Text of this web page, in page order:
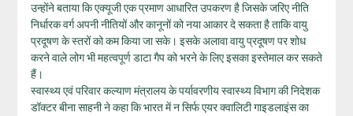
उन्होंने बताया कि एक्यूजी एक प्रमाण आधारित उपकरण है जिसके जरिए नीति
निर्धारक वर्ग अपनी नीतियों और कानूनों को नया आकार दे सकता है ताकि वायु
प्रदूषण के स्तरों को कम किया जा सके। इसके अलावा वायु प्रदूषण पर शोध
करने वाले लोग भी महत्वपूर्ण डाटा गैप को भरने के लिए इसका इस्तेमाल कर सकते
हैं।
स्‍वास्‍थ्‍य एवं परिवार कल्‍याण मंत्रालय के पर्यावरणीय स्‍वास्‍थ्‍य विभाग की निदेशक
डॉक्टर बीना साहनी ने कहा कि भारत में न सिर्फ एयर क्वालिटी गाइडलाइंस का